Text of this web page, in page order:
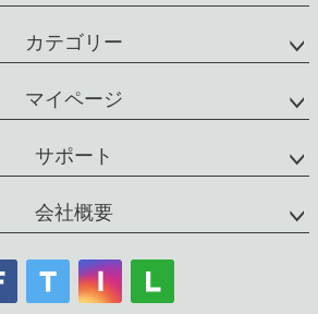
カテゴリー
マイページ
サポート
会社概要